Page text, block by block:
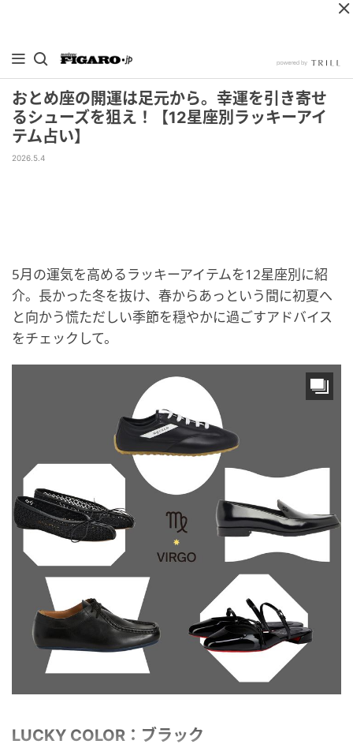
おとめ座の開運は足元から。幸運を引き寄せ
るシューズを狙え！【12星座別ラッキーアイ
テム占い】
2026.5.4
5月の運気を高めるラッキーアイテムを12星座別に紹
介。長かった冬を抜け、春からあっという間に初夏へ
と向かう慌ただしい季節を穏やかに過ごすアドバイス
をチェックして。
LUCKY COLOR：ブラック